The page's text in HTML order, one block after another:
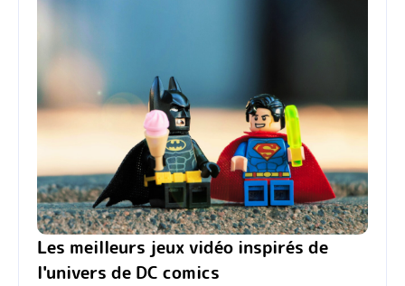
Les meilleurs jeux vidéo inspirés de
l'univers de DC comics